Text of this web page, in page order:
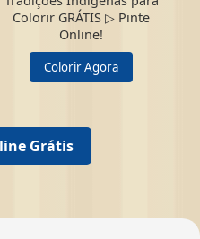
Colorir GRÁTIS ▷ Pinte
Online!
Colorir Agora
Grátis